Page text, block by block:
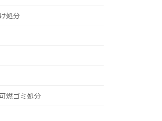
処分
燃ゴミ処分